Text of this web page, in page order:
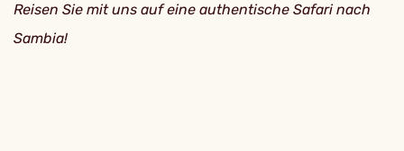
Reisen Sie mit uns auf eine authentische Safari nach
Sambia!